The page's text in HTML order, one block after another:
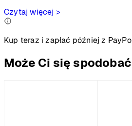
Czytaj więcej >
Kup teraz i zapłać później z PayPo
Może Ci się spodobać